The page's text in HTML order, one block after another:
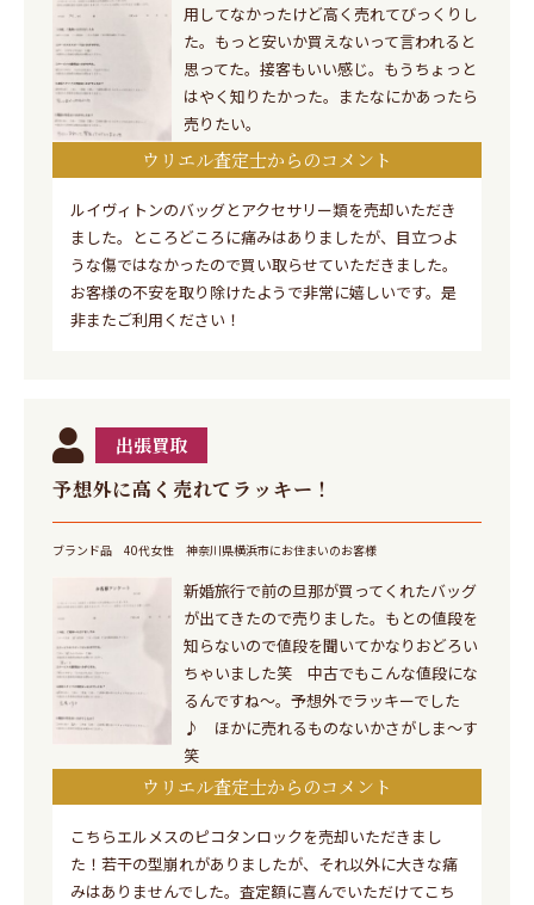
用してなかったけど高く売れてびっくりし
た。もっと安いか買えないって言われると
思ってた。接客もいい感じ。もうちょっと
はやく知りたかった。またなにかあったら
売りたい。
ウリエル査定士からのコメント
ルイヴィトンのバッグとアクセサリー類を売却いただき
ました。ところどころに痛みはありましたが、目立つよ
うな傷ではなかったので買い取らせていただきました。
お客様の不安を取り除けたようで非常に嬉しいです。是
非またご利用ください！
予想外に高く売れてラッキー！
出張買取
ブランド品 40代女性 神奈川県横浜市にお住まいのお客様
新婚旅行で前の旦那が買ってくれたバッグ
が出てきたので売りました。もとの値段を
知らないので値段を聞いてかなりおどろい
ちゃいました笑 中古でもこんな値段にな
るんですね～。予想外でラッキーでした
♪ ほかに売れるものないかさがしま～す
笑
ウリエル査定士からのコメント
こちらエルメスのピコタンロックを売却いただきまし
た！若干の型崩れがありましたが、それ以外に大きな痛
みはありませんでした。査定額に喜んでいただけてこち